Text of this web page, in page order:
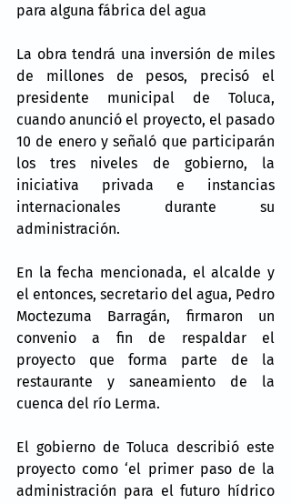
para alguna fábrica del agua
La obra tendrá una inversión de miles
de millones de pesos, precisó el
presidente municipal de Toluca,
cuando anunció el proyecto, el pasado
10 de enero y señaló que participarán
los tres niveles de gobierno, la
iniciativa privada e instancias
internacionales durante su
administración.
En la fecha mencionada, el alcalde y
el entonces, secretario del agua, Pedro
Moctezuma Barragán, firmaron un
convenio a fin de respaldar el
proyecto que forma parte de la
restaurante y saneamiento de la
cuenca del río Lerma.
El gobierno de Toluca describió este
proyecto como ‘el primer paso de la
administración para el futuro hídrico